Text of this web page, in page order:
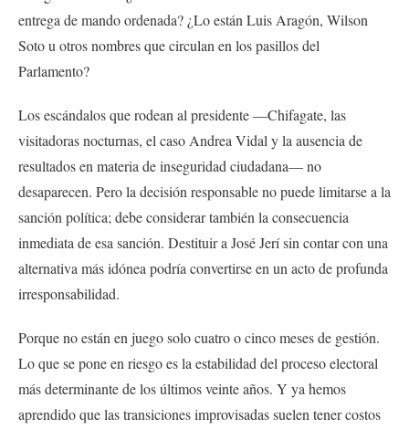
entrega de mando ordenada? ¿Lo están Luis Aragón, Wilson
Soto u otros nombres que circulan en los pasillos del
Parlamento?
Los escándalos que rodean al presidente —Chifagate, las
visitadoras nocturnas, el caso Andrea Vidal y la ausencia de
resultados en materia de inseguridad ciudadana— no
desaparecen. Pero la decisión responsable no puede limitarse a la
sanción política; debe considerar también la consecuencia
inmediata de esa sanción. Destituir a José Jerí sin contar con una
alternativa más idónea podría convertirse en un acto de profunda
irresponsabilidad.
Porque no están en juego solo cuatro o cinco meses de gestión.
Lo que se pone en riesgo es la estabilidad del proceso electoral
más determinante de los últimos veinte años. Y ya hemos
aprendido que las transiciones improvisadas suelen tener costos